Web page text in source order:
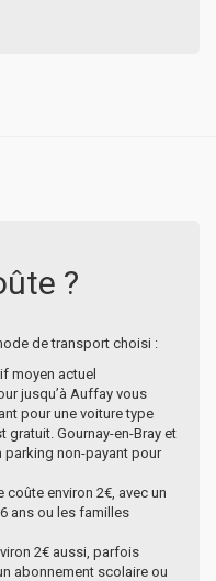
?
de transport choisi :
moyen actuel
jusqu’à Auffay vous
pour une voiture type
gratuit. Gournay-en-Bray et
parking non-payant pour
coûte environ 2€, avec un
ans ou les familles
2€ aussi, parfois
abonnement scolaire ou